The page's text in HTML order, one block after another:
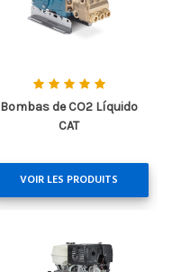
Bombas de CO2 Líquido
CAT
VOIR LES PRODUITS